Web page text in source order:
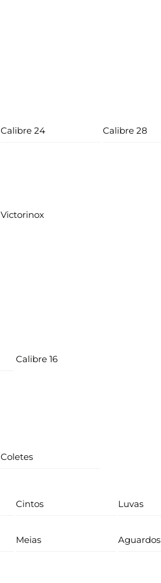
Calibre 24 Calibre 28
Victorinox
Calibre 16
Coletes
Cintos Luvas
Meias Aguardos